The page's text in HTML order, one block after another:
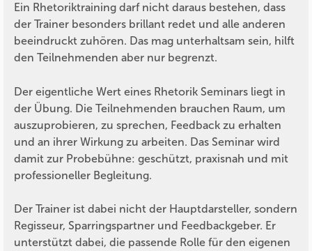
Ein Rhetoriktraining darf nicht daraus bestehen, dass
der Trainer besonders brillant redet und alle anderen
beeindruckt zuhören. Das mag unterhaltsam sein, hilft
den Teilnehmenden aber nur begrenzt.
Der eigentliche Wert eines Rhetorik Seminars liegt in
der Übung. Die Teilnehmenden brauchen Raum, um
auszuprobieren, zu sprechen, Feedback zu erhalten
und an ihrer Wirkung zu arbeiten. Das Seminar wird
damit zur Probebühne: geschützt, praxisnah und mit
professioneller Begleitung.
Der Trainer ist dabei nicht der Hauptdarsteller, sondern
Regisseur, Sparringspartner und Feedbackgeber. Er
unterstützt dabei, die passende Rolle für den eigenen